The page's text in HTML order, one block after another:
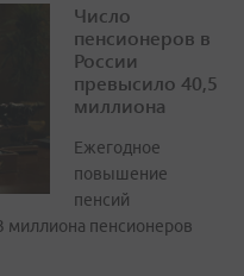
Число
пенсионеров в
России
превысило 40,5
миллиона
Ежегодное
повышение
пенсий
миллиона пенсионеров